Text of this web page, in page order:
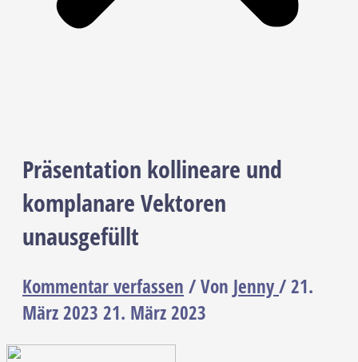
Präsentation kollineare und
komplanare Vektoren
unausgefüllt
Kommentar verfassen / Von Jenny/21.
März 2023 21. März 2023